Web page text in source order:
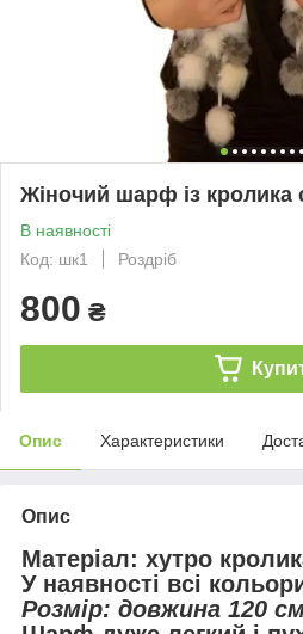
Жіночий шарф із кролика
В наявності
Код: шк1
Роздріб
800 ₴
Опис Характеристики
Опис
Матеріал: хутро
У наявності всі
Розмір: довжина 120